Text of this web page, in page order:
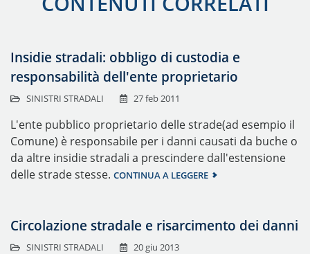
Insidie stradali: obbligo di custodia e
responsabilità dell'ente proprietario
SINISTRI STRADALI 27 feb 2011
L'ente pubblico proprietario delle strade(ad esempio il
Comune) è responsabile per i danni causati da buche o
da altre insidie stradali a prescindere dall'estensione
delle strade stesse. CONTINUA A LEGGERE
Circolazione stradale e risarcimento dei danni
SINISTRI STRADALI 20 giu 2013